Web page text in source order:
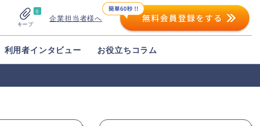
0
キープ
企業担当者様へ
利用者インタビュー お役立ちコラム